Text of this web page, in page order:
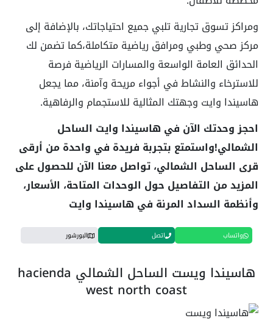
ومراكز تسوق تجارية تلبي جميع احتياجاتك، بالإضافة إلى
مركز صحي وطبي ومرافق رياضية متكاملة،كما تضمن لك
الحدائق العامة الواسعة والمسارات الرياضية فرصة
للاسترخاء والنشاط في أجواء مريحة وآمنة، مما يجعل
هاسيندا وايت وجهتك المثالية للاستجمام والرفاهية.
احجز وحدتك الآن في هاسيندا وايت الساحل
الشمالي!واستمتع بتجربة فريدة في واحدة من أرقى
قرى الساحل الشمالي، تواصل معنا الآن للحصول على
المزيد من التفاصيل حول الوحدات المتاحة، الأسعار،
وأنظمة السداد المرنة في هاسيندا وايت
واتساب اتصل البورشور
هاسيندا ويست الساحل الشمالي hacienda
west north coast